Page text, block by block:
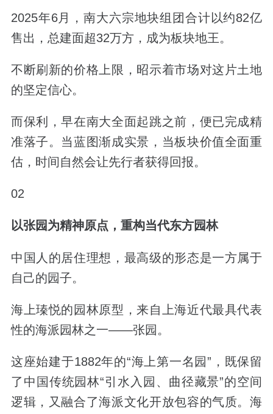
2025年6月，南大六宗地块组团合计以约82亿
售出，总建面超32万方，成为板块地王。
不断刷新的价格上限，昭示着市场对这片土地
的坚定信心。
而保利，早在南大全面起跳之前，便已完成精
准落子。当蓝图渐成实景，当板块价值全面重
估，时间自然会让先行者获得回报。
02
以张园为精神原点，重构当代东方园林
中国人的居住理想，最高级的形态是一方属于
自己的园子。
海上瑧悦的园林原型，来自上海近代最具代表
性的海派园林之一——张园。
这座始建于1882年的“海上第一名园” ， 既保留
了中国传统园林“引水入园、曲径藏景”的空间
逻辑，又融合了海派文化开放包容的气质。海